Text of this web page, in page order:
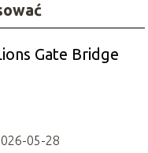
Gate Bridge
05-28